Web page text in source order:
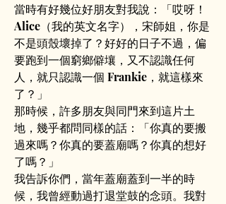
當時有好幾位好朋友對我說：「哎呀！
Alice（我的英文名字），宋師姐，你是
不是頭殼壞掉了？好好的日子不過，偏
要跑到一個窮鄉僻壤，又不認識任何
人，就只認識一個 Frankie，就這樣來
了？」
那時候，許多朋友與同門來到這片土
地，幾乎都問同樣的話：「你真的要搬
過來嗎？你真的要蓋廟嗎？你真的想好
了嗎？」
我告訴你們，當年蓋廟蓋到一半的時
候，我曾經動過打退堂鼓的念頭。我對